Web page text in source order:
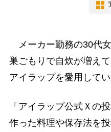
メーカー勤務の30代
巣ごもりで自炊が増え
アイラップを愛用してい
「アイラップ公式Ｘの
作った料理や保存法を